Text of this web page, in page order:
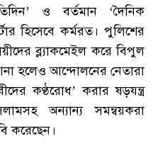
ও বর্তমান ‘দৈনিক
হিসেবে কর্মরত। পুলিশের
ব্ল্যাকমেইল করে বিপুল
হলেও আন্দোলনের নেতারা
কণ্ঠরোধ’ করার ষড়যন্ত্র
অন্যান্য সমন্বয়করা
করেছেন।